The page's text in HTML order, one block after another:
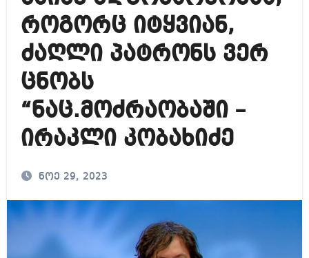
როგორც იტყვიან,
ძაღლი პატრონს ვერ
ცნობს
“ნაც.მოძრაობაში –
ირაკლი კობახიძე
ნოე 29, 2023